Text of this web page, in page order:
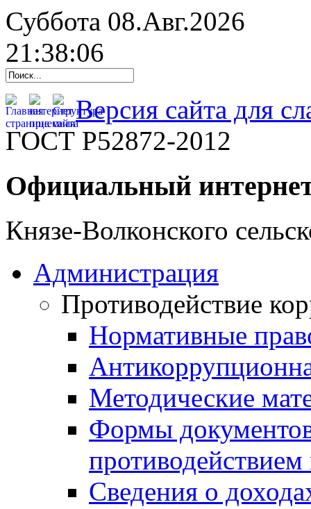
Суббота 08.Авг.2026
21:38:07
Версия сайта для
ГОСТ Р52872-2012
Официальный
Князе-Волконского
Администрация
Противодействие
Нормативные
Методические
Формы
Сведения о